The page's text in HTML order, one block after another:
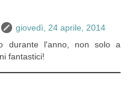
giovedì, 24 aprile, 2014
durante l'anno, non solo a
fantastici!